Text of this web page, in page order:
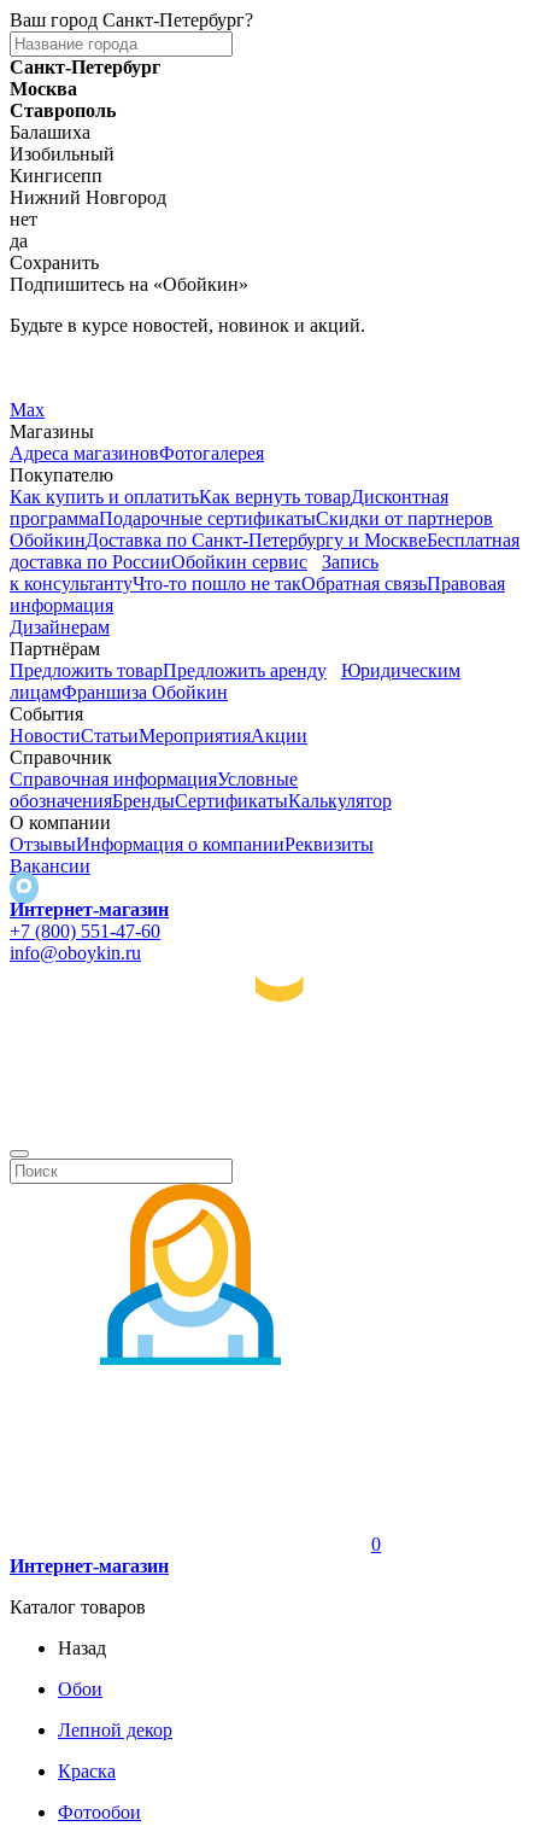
Ваш город Санкт-Петербург?
Санкт-Петербург
Москва
Ставрополь
Балашиха
Изобильный
Кингисепп
Нижний Новгород
нет
да
Сохранить
Подпишитесь на «Обойкин»
Будьте в курсе новостей, новинок и акций.
Max
Магазины
Адреса магазиновФотогалерея
Покупателю
Как купить и оплатитьКак вернуть товарДисконтная
программаПодарочные сертификатыСкидки от партнеров
ОбойкинДоставка по Санкт-Петербургу и МосквеБесплатная
доставка по РоссииОбойкин сервис
Запись
к консультантуЧто-то пошло не такОбратная связьПравовая
информация
Дизайнерам
Партнёрам
Предложить товарПредложить аренду
Юридическим
лицамФраншиза Обойкин
События
НовостиСтатьиМероприятияАкции
Справочник
Справочная информацияУсловные
обозначенияБрендыСертификатыКалькулятор
О компании
ОтзывыИнформация о компанииРеквизиты
Вакансии
Интернет-магазин
+7 (800) 551-47-60
info@oboykin.ru
0
Интернет-магазин
Каталог товаров
Назад
Обои
Лепной декор
Краска
Фотообои